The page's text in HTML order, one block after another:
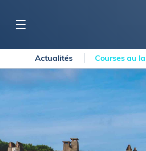
BLOC MARINE
Ports
rédaction
Application Bloc Marine
Actualités Courses au